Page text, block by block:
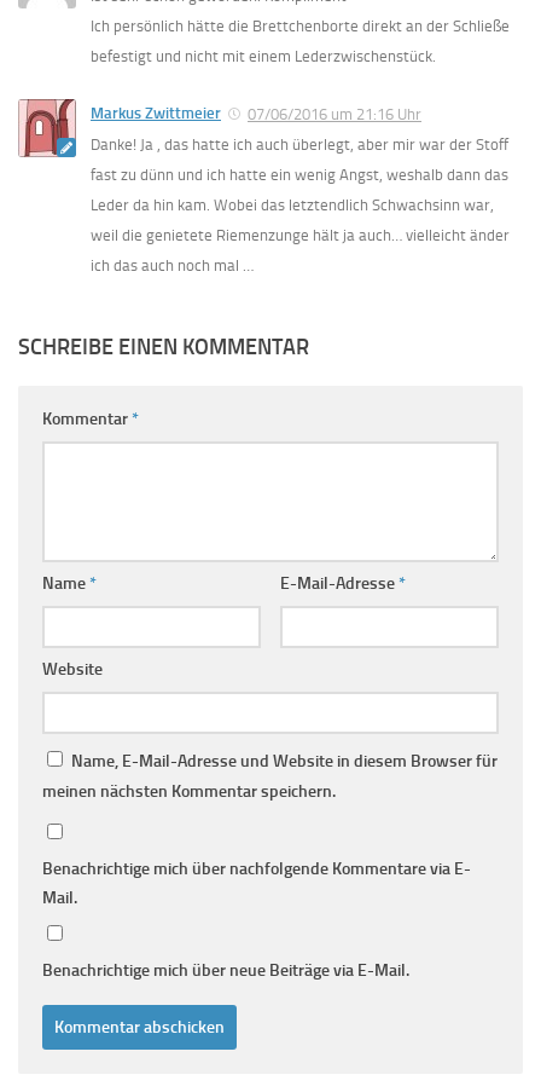
Ich persönlich hätte die Brettchenborte direkt an der Schließe
befestigt und nicht mit einem Lederzwischenstück.
Markus Zwittmeier
07/06/2016 um 21:16 Uhr
Danke! Ja , das hatte ich auch überlegt, aber mir war der Stoff
fast zu dünn und ich hatte ein wenig Angst, weshalb dann das
Leder da hin kam. Wobei das letztendlich Schwachsinn war,
weil die genietete Riemenzunge hält ja auch… vielleicht änder
ich das auch noch mal …
SCHREIBE EINEN KOMMENTAR
Kommentar*
Name* E-Mail-Adresse*
Website
Name, E-Mail-Adresse und Website in diesem Browser für
meinen nächsten Kommentar speichern.
Benachrichtige mich über nachfolgende Kommentare via E-
Mail.
Benachrichtige mich über neue Beiträge via E-Mail.